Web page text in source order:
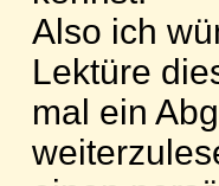
Also ich
Lektüre
mal ein